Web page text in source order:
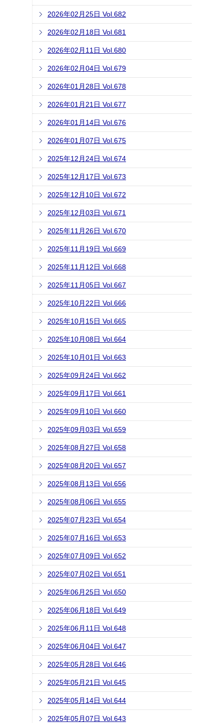
2026年02月25日 Vol.682
2026年02月18日 Vol.681
2026年02月11日 Vol.680
2026年02月04日 Vol.679
2026年01月28日 Vol.678
2026年01月21日 Vol.677
2026年01月14日 Vol.676
2026年01月07日 Vol.675
2025年12月24日 Vol.674
2025年12月17日 Vol.673
2025年12月10日 Vol.672
2025年12月03日 Vol.671
2025年11月26日 Vol.670
2025年11月19日 Vol.669
2025年11月12日 Vol.668
2025年11月05日 Vol.667
2025年10月22日 Vol.666
2025年10月15日 Vol.665
2025年10月08日 Vol.664
2025年10月01日 Vol.663
2025年09月24日 Vol.662
2025年09月17日 Vol.661
2025年09月10日 Vol.660
2025年09月03日 Vol.659
2025年08月27日 Vol.658
2025年08月20日 Vol.657
2025年08月13日 Vol.656
2025年08月06日 Vol.655
2025年07月23日 Vol.654
2025年07月16日 Vol.653
2025年07月09日 Vol.652
2025年07月02日 Vol.651
2025年06月25日 Vol.650
2025年06月18日 Vol.649
2025年06月11日 Vol.648
2025年06月04日 Vol.647
2025年05月28日 Vol.646
2025年05月21日 Vol.645
2025年05月14日 Vol.644
2025年05月07日 Vol.643